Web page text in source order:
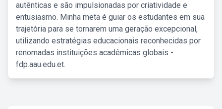
autênticas e são impulsionadas por criatividade e
entusiasmo. Minha meta é guiar os estudantes em sua
trajetória para se tornarem uma geração excepcional,
utilizando estratégias educacionais reconhecidas por
renomadas instituições acadêmicas globais -
fdp.aau.edu.et.